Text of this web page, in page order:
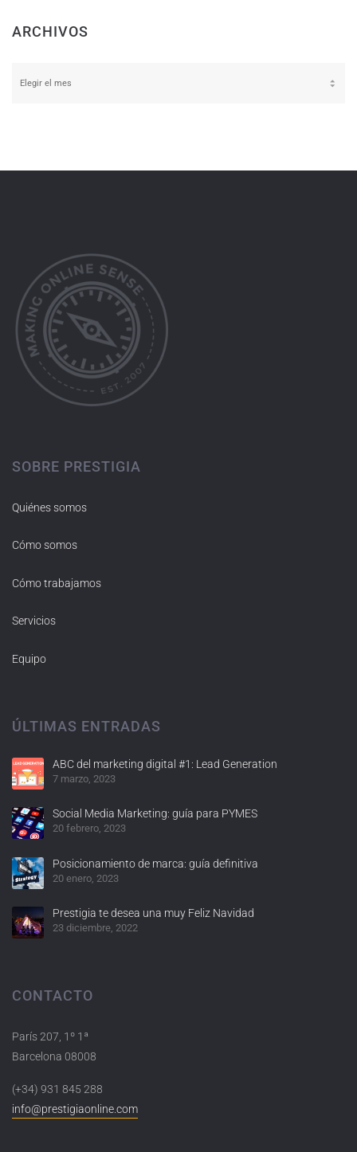
ARCHIVOS
SOBRE PRESTIGIA
Quiénes somos
Cómo somos
Cómo trabajamos
Servicios
Equipo
ÚLTIMAS ENTRADAS
ABC del marketing digital #1: Lead Generation
7 marzo, 2023
Social Media Marketing: guía para PYMES
20 febrero, 2023
Posicionamiento de marca: guía definitiva
20 enero, 2023
Prestigia te desea una muy Feliz Navidad
23 diciembre, 2022
CONTACTO
París 207, 1º 1ª
Barcelona 08008
(+34) 931 845 288
info@prestigiaonline.com